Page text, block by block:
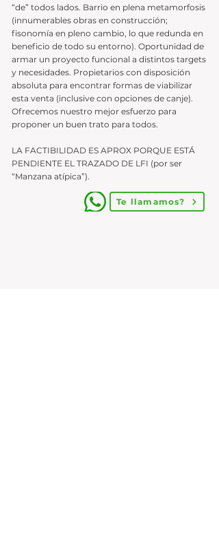
“de” todos lados. Barrio en plena metamorfosis
(innumerables obras en construcción;
fisonomía en pleno cambio, lo que redunda en
beneficio de todo su entorno). Oportunidad de
armar un proyecto funcional a distintos targets
y necesidades. Propietarios con disposición
absoluta para encontrar formas de viabilizar
esta venta (inclusive con opciones de canje).
Ofrecemos nuestro mejor esfuerzo para
proponer un buen trato para todos.
LA FACTIBILIDAD ES APROX PORQUE ESTÁ
PENDIENTE EL TRAZADO DE LFI (por ser
“Manzana atípica”).
Te llamamos?